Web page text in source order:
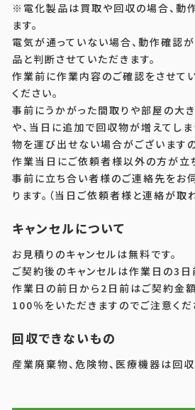
※電化製品は買取や回収の場合、動
ます。
電気が通っていない場合、動作確認
品と判断させていただきます。
作業前に作業内容のご確認をさせて
ください。
事前にうかがった間取りや部屋の大
や、当日に追加で回収物が増えてし
物を運び出せない場合がございます
作業当日にご依頼者様以外の方が立
事前に立ち合い者様のご連絡先をお
ります。（当日ご依頼者様と連絡が取
キャンセルについて
お見積りのキャンセルは無料です。
ご契約後のキャンセルは作業日の3日
作業日の前日から2日前はご契約金
100％をいただきますのでご注意くだ
回収できないもの
産業廃棄物、危険物、医療機器は回収